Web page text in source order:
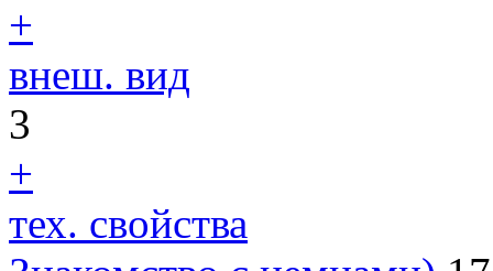
+
внеш. вид
3
+
тех. свойства